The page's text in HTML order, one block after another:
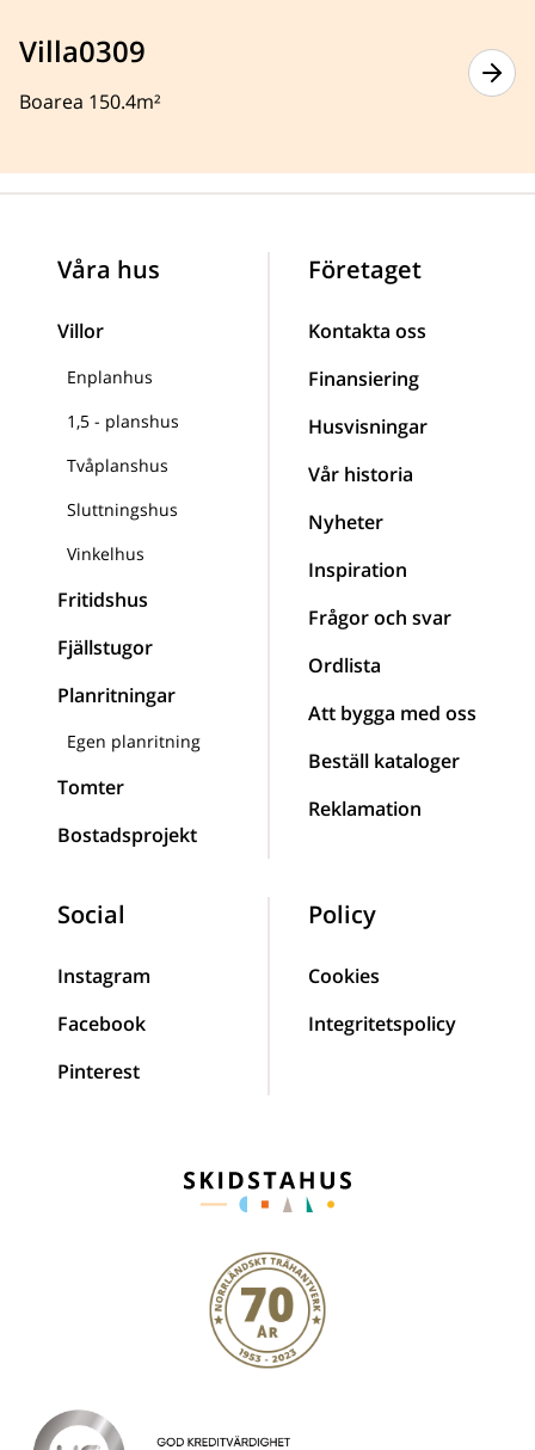
Villa0309
Boarea 150.4m²
Våra hus
Villor
Enplanhus
1,5 - planshus
Tvåplanshus
Sluttningshus
Vinkelhus
Fritidshus
Fjällstugor
Planritningar
Egen planritning
Tomter
Bostadsprojekt
Företaget
Kontakta oss
Finansiering
Husvisningar
Vår historia
Nyheter
Inspiration
Frågor och svar
Ordlista
Att bygga med oss
Beställ kataloger
Reklamation
Social
Instagram
Facebook
Pinterest
Policy
Cookies
Integritetspolicy